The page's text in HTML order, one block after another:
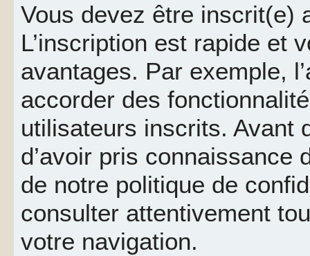
Vous devez être inscrit(e)
L’inscription est rapide et
avantages. Par exemple,
accorder des
utilisateurs inscrits. Avant
d’avoir pris connaissance
de notre politique de
consulter attentivement
votre navigation.